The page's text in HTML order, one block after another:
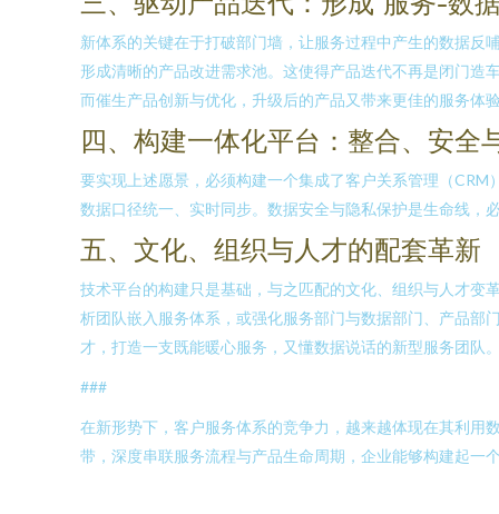
新体系的关键在于打破部门墙，让服务过程中产生的数据
形成清晰的产品改进需求池。这使得产品迭代不再是闭门
而催生产品创新与优化，升级后的产品又带来更佳的服务体
四、构建一体化平台：整合、安全
要实现上述愿景，必须构建一个集成了客户关系管理（
数据口径统一、实时同步。数据安全与隐私保护是生命线，
五、文化、组织与人才的配套革新
技术平台的构建只是基础，与之匹配的文化、组织与人才变
析团队嵌入服务体系，或强化服务部门与数据部门、产品部
才，打造一支既能暖心服务，又懂数据说话的新型服务团队
###
在新形势下，客户服务体系的竞争力，越来越体现在其利用
带，深度串联服务流程与产品生命周期，企业能够构建起一